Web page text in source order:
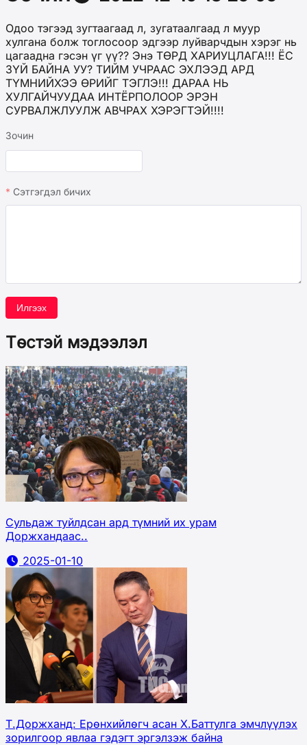
Одоо тэгээд зугтаагаад л, зугатаалгаад л муур
хулгана болж тоглосоор эдгээр луйварчдын хэрэг нь
цагаадна гэсэн үг үү?? Энэ ТӨРД ХАРИУЦЛАГА!!! ЁС
ЗҮЙ БАЙНА УУ? ТИЙМ УЧРААС ЭХЛЭЭД АРД
ТҮМНИЙХЭЭ ӨРИЙГ ТЭГЛЭ!!! ДАРАА НЬ
ХУЛГАЙЧУУДАА ИНТЁРПОЛООР ЭРЭН
СУРВАЛЖЛУУЛЖ АВЧРАХ ХЭРЭГТЭЙ!!!!
Зочин
Сэтгэгдэл бичих
Илгээх
Төстэй мэдээлэл
Сульдаж туйлдсан ард түмний их урам
Доржхандаас..
2025-01-10
Т.Доржханд: Ерөнхийлөгч асан Х.Баттулга эмчлүүлэх
зорилгоор явлаа гэдэгт эргэлзэж байна